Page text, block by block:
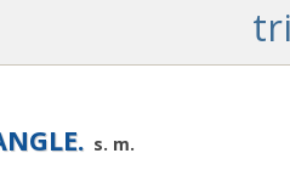
s. m.